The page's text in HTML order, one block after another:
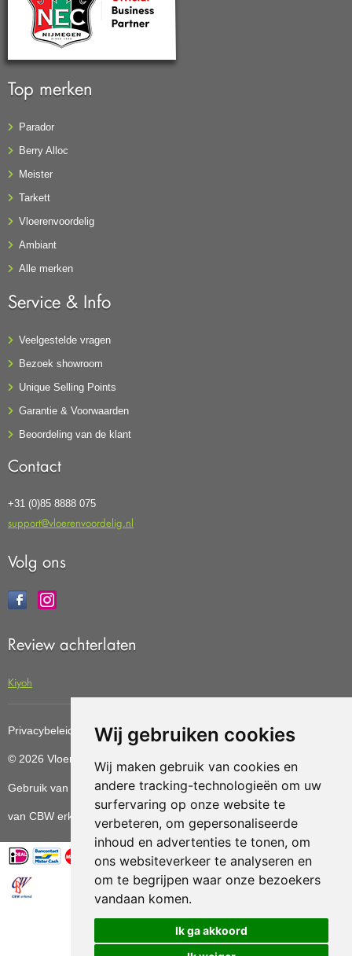
Wij gebruiken cookies
Wij maken gebruik van cookies en
andere tracking-technologieën om uw
surfervaring op onze website te
verbeteren, om gepersonaliseerde
inhoud en advertenties te tonen, om
ons websiteverkeer te analyseren en
om te begrijpen waar onze bezoekers
vandaan komen.
Ik ga akkoord
Top merken
Parador
Berry Alloc
Meister
Tarkett
Vloerenvoordelig
Ambiant
Alle merken
Service & Info
Veelgestelde vragen
Bezoek showroom
Unique Selling Points
Garantie & Voorwaarden
Beoordeling van de klant
Contact
+31 (0)85 8888 075
support@vloerenvoordelig.nl
Volg ons
Review achterlaten
Kiyoh
Privacybeleid Cookiebeleid Update cookies preferences
© 2026 Vloerenvoordelig Deze website is ontwikkeld door AGN
Gebruik van deze site betekent dat u dealgemene voorwaarden
van CBW erkende woonwinkels accepteert.
Vloerenvoordelig.nl is een onderdeel van